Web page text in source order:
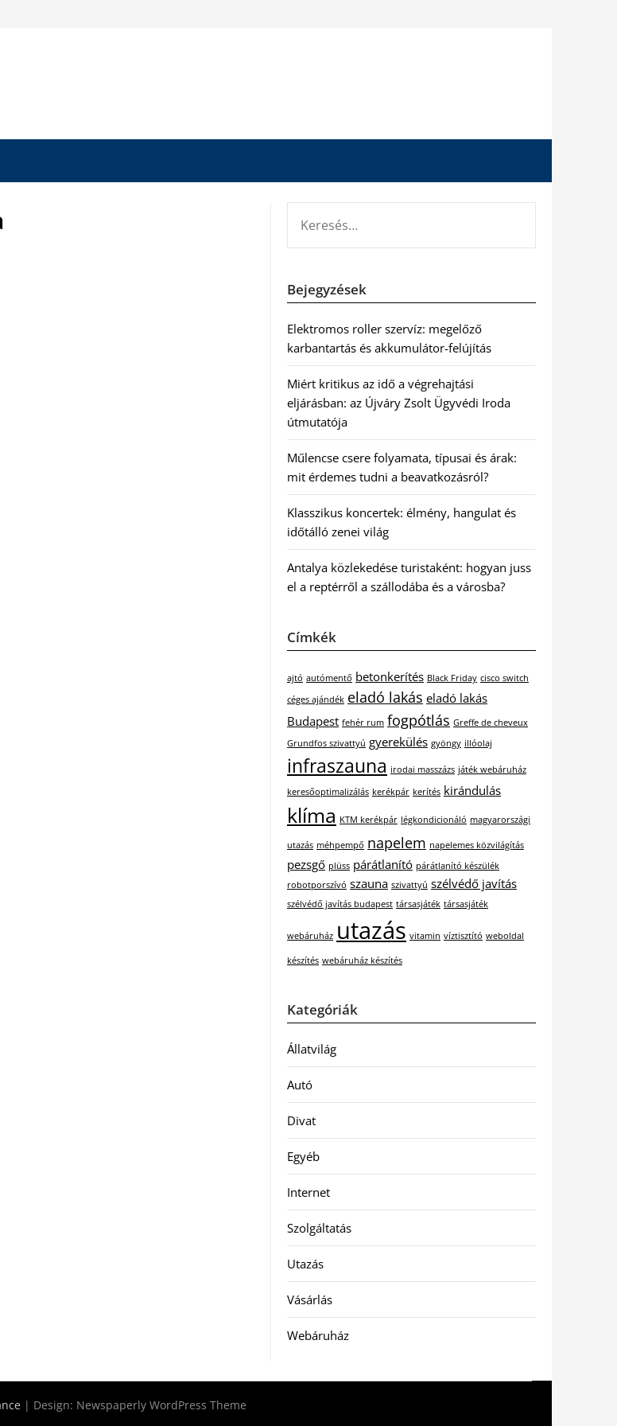
Bejegyzések
Elektromos roller szervíz: megelőző
karbantartás és akkumulátor-felújítás
Miért kritikus az idő a végrehajtási
eljárásban: az Újváry Zsolt Ügyvédi Iroda
útmutatója
Műlencse csere folyamata, típusai és árak:
mit érdemes tudni a beavatkozásról?
Klasszikus koncertek: élmény, hangulat és
időtálló zenei világ
Antalya közlekedése turistaként: hogyan juss
el a reptérről a szállodába és a városba?
Címkék
ajtó autómentő betonkerítés Black Friday cisco switch
céges ajándék eladó lakás eladó lakás
Budapest fehér rum fogpótlás Greffe de cheveux
Grundfos szivattyú gyerekülés gyöngy illóolaj
infraszauna irodai masszázs játék webáruház
keresőoptimalizálás kerékpár kerítés kirándulás
klíma KTM kerékpár légkondicionáló magyarországi
utazás méhpempő napelem napelemes közvilágítás
pezsgő plüss párátlanító párátlanító készülék
robotporszívó szauna szivattyú szélvédő javítás
szélvédő javítás budapest társasjáték társasjáték
webáruház utazás vitamin víztisztító weboldal
készítés webáruház készítés
Kategóriák
Állatvilág
Autó
Divat
Egyéb
Internet
Szolgáltatás
Utazás
Vásárlás
Webáruház
| Design: Newspaperly WordPress Theme